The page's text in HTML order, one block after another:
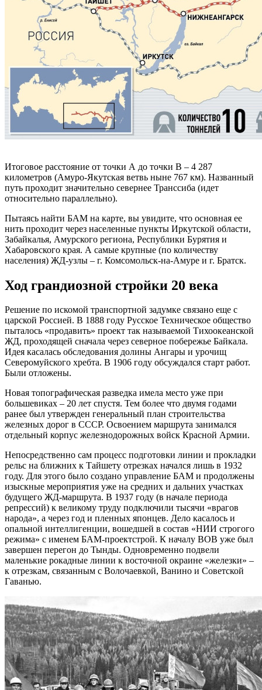
Итоговое расстояние от точки А до точки В – 4 287
километров (Амуро-Якутская ветвь ныне 767 км). Названный
путь проходит значительно севернее Транссиба (идет
относительно параллельно).
Пытаясь найти БАМ на карте, вы увидите, что основная ее
нить проходит через населенные пункты Иркутской области,
Забайкалья, Амурского региона, Республики Бурятия и
Хабаровского края. А самые крупные (по количеству
населения) ЖД-узлы – г. Комсомольск-на-Амуре и г. Братск.
Ход грандиозной стройки 20 века
Решение по искомой транспортной задумке связано еще с
царской Россией. В 1888 году Русское Техническое общество
пыталось «продавить» проект так называемой Тихоокеанской
ЖД, проходящей сначала через северное побережье Байкала.
Идея касалась обследования долины Ангары и урочищ
Северомуйского хребта. В 1906 году обсуждался старт работ.
Были отложены.
Новая топографическая разведка имела место уже при
большевиках – 20 лет спустя. Тем более что двумя годами
ранее был утвержден генеральный план строительства
железных дорог в СССР. Освоением маршрута занимался
отдельный корпус железнодорожных войск Красной Армии.
Непосредственно сам процесс подготовки линии и прокладки
рельс на ближних к Тайшету отрезках начался лишь в 1932
году. Для этого было создано управление БАМ и продолжены
изыскные мероприятия уже на средних и дальних участках
будущего ЖД-маршрута. В 1937 году (в начале периода
репрессий) к великому труду подключили тысячи «врагов
народа», а через год и пленных японцев. Дело касалось и
опальной интеллигенции, вошедшей в состав «НИИ строгого
режима» с именем БАМ-проектстрой. К началу ВОВ уже был
завершен перегон до Тынды. Одновременно подвели
маленькие рокадные линии к восточной окраине «железки» –
к отрезкам, связанным с Волочаевкой, Ванино и Советской
Гаванью.